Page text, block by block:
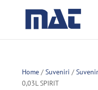
Home/Suveniri /
0,03L SPIRIT